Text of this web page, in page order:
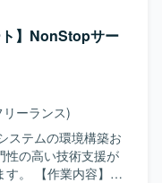
いただきます。 社
推進を行っていただ
の要件定義から設
を求めておりま
ーションを円滑に
きる方を歓迎いた
安定したシステム運
ける方を想定してお
管理やPC登録など
権限設定、ファイ
、証明書更新・配
登録やプリント不
行っていただきま
ジ作成、障害監視通
ト対応、端末の返
務もご担当いただき
ベンダー問い合わせ
ォロー、サーバお
】NonStopサー
ーランス)
ステムの環境構築お
性の高い技術支援が
容】